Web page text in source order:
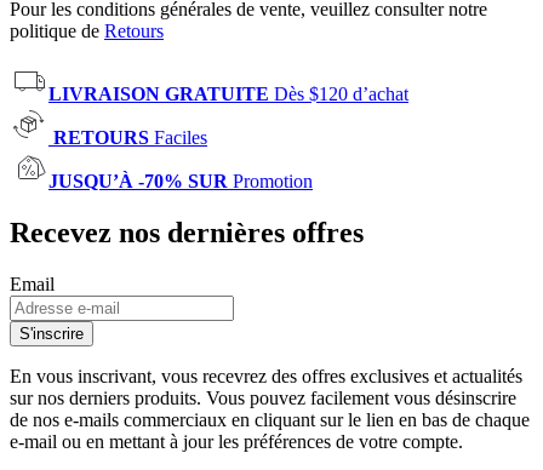
Pour les conditions générales de vente, veuillez consulter notre
politique de Retours
LIVRAISON GRATUITE Dès $120 d’achat
RETOURS Faciles
JUSQU’À -70% SUR Promotion
Recevez nos dernières offres
Email
S'inscrire
En vous inscrivant, vous recevrez des offres exclusives et actualités
sur nos derniers produits. Vous pouvez facilement vous désinscrire
de nos e-mails commerciaux en cliquant sur le lien en bas de chaque
e-mail ou en mettant à jour les préférences de votre compte.